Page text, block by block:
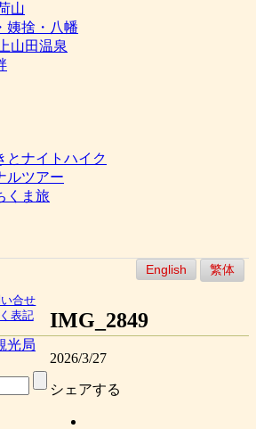
山
姨捨・八幡
山田温泉
とナイトハイク
ルツアー
くま旅
English 繁体
IMG_2849
2026/3/27
シェアする
合せ
表記
光局